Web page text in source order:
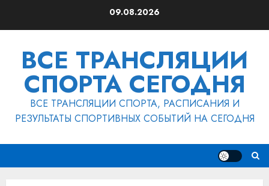
09.08.2026
ВСЕ ТРАНСЛЯЦИИ
СПОРТА СЕГОДНЯ
ВСЕ ТРАНСЛЯЦИИ СПОРТА, РАСПИСАНИЯ И
РЕЗУЛЬТАТЫ СПОРТИВНЫХ СОБЫТИЙ НА СЕГОДНЯ